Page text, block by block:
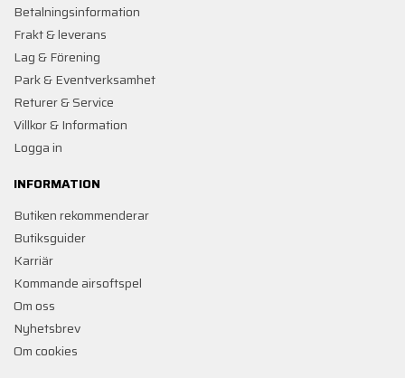
Betalningsinformation
Frakt & leverans
Lag & Förening
Park & Eventverksamhet
Returer & Service
Villkor & Information
Logga in
INFORMATION
Butiken rekommenderar
Butiksguider
Karriär
Kommande airsoftspel
Om oss
Nyhetsbrev
Om cookies